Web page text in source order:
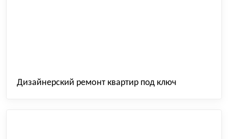
Дизайнерский ремонт квартир под ключ